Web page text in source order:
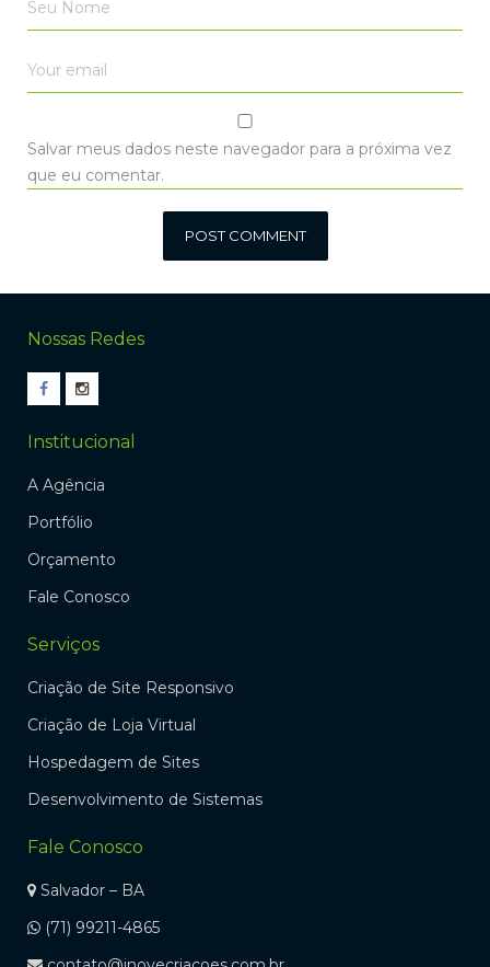
Salvar meus dados neste navegador para a próxima vez
que eu comentar.
Nossas Redes
Institucional
A Agência
Portfólio
Orçamento
Fale Conosco
Serviços
Criação de Site Responsivo
Criação de Loja Virtual
Hospedagem de Sites
Desenvolvimento de Sistemas
Fale Conosco
Salvador – BA
(71) 99211-4865